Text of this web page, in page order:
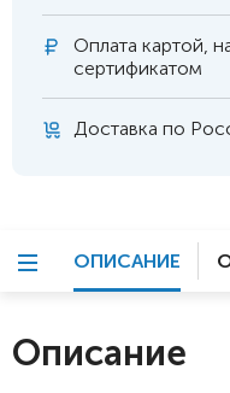
Оплата картой,
сертификатом
Доставка по
ОПИСАНИЕ
Описание